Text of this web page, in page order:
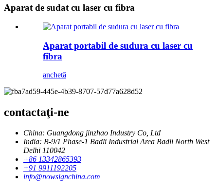
Aparat de sudat cu laser cu fibra
Aparat portabil de sudura cu laser cu
fibra
anchetă
contactaţi-ne
China: Guangdong jinzhao Industry Co, Ltd
India: B-9/1 Phase-1 Badli Industrial Area Badli North West
Delhi 110042
+86 13342865393
+91 9911192205
info@nowsignchina.com